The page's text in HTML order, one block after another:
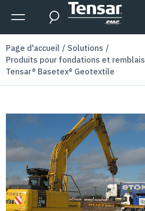
Skip to main content
Expanded Menu Toggle
Search
Page d'accueil
Solutions
Produits pour fondations et remblais
Tensar® Basetex® Geotextile